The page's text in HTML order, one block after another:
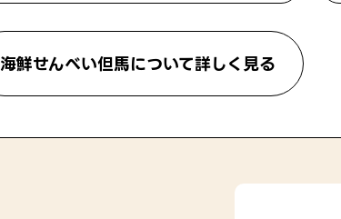
海鮮せんべい但馬について詳しく見る